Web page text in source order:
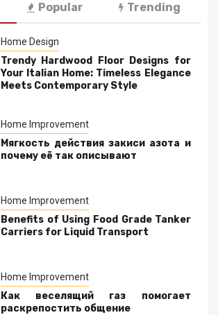
Popular Trending
Home Design
Trendy Hardwood Floor Designs for
Your Italian Home: Timeless Elegance
Meets Contemporary Style
Home Improvement
Мягкость действия закиси азота и
почему её так описывают
Home Improvement
Benefits of Using Food Grade Tanker
Carriers for Liquid Transport
Home Improvement
Как веселящий газ помогает
раскрепостить общение